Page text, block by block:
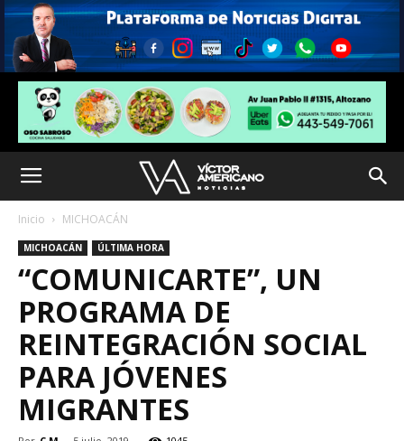
Inicio MICHOACÁN
MICHOACÁN ÚLTIMA HORA
“COMUNICARTE”, UN
PROGRAMA DE
REINTEGRACIÓN SOCIAL
PARA JÓVENES
MIGRANTES